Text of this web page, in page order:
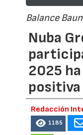
Balance
Nuba
2025
Redacción
1185